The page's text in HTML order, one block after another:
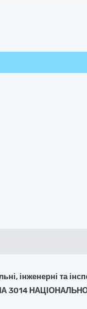
інженерні та
3014